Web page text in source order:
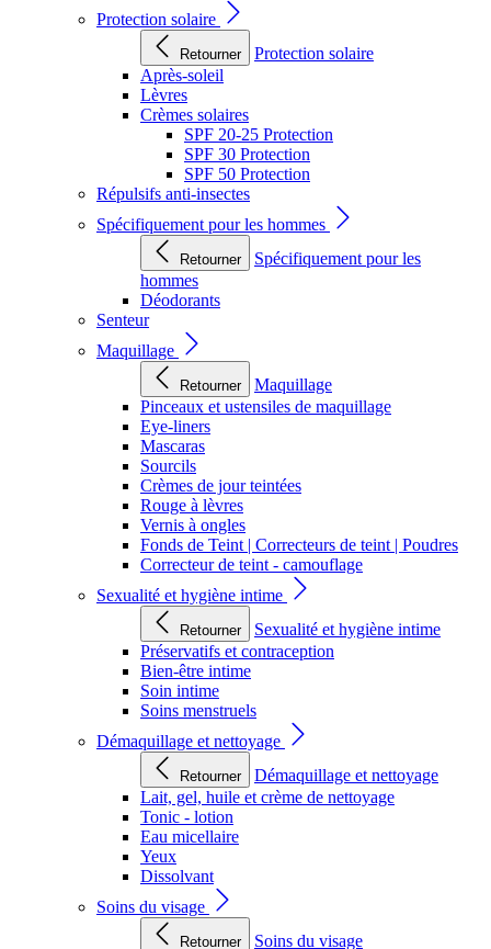
Protection solaire
Retourner
Protection solaire
Après-soleil
Lèvres
Crèmes solaires
SPF 20-25 Protection
SPF 30 Protection
SPF 50 Protection
Répulsifs anti-insectes
Spécifiquement pour les hommes
Retourner
Spécifiquement pour les
hommes
Déodorants
Senteur
Maquillage
Retourner
Maquillage
Pinceaux et ustensiles de maquillage
Eye-liners
Mascaras
Sourcils
Crèmes de jour teintées
Rouge à lèvres
Vernis à ongles
Fonds de Teint | Correcteurs de teint | Poudres
Correcteur de teint - camouflage
Sexualité et hygiène intime
Retourner
Sexualité et hygiène intime
Préservatifs et contraception
Bien-être intime
Soin intime
Soins menstruels
Démaquillage et nettoyage
Retourner
Démaquillage et nettoyage
Lait, gel, huile et crème de nettoyage
Tonic - lotion
Eau micellaire
Yeux
Dissolvant
Soins du visage
Retourner Soins du visage